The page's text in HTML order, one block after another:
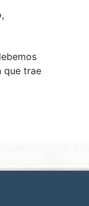
,
que trae